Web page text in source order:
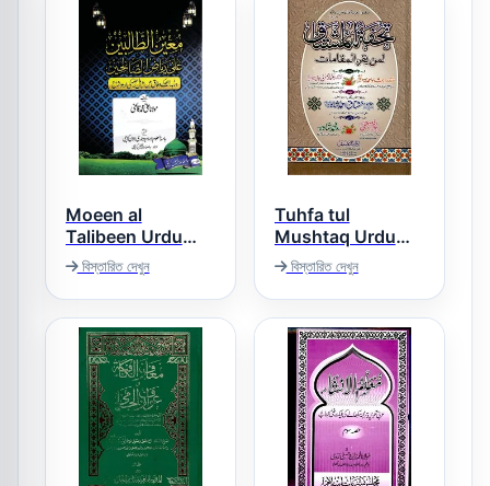
Moeen al
Talibeen Urdu
Sharh Riaz Al
Saliheen – معین
الطالبین اردو شرح
ریاض الصالحین
বিস্তারিত দেখুন
Tuhfa tul
Mushtaq Urdu
Sharh Maqamat
تحفۃ المشتاق لمن
یقرء المقامات
বিস্তারিত দেখুন